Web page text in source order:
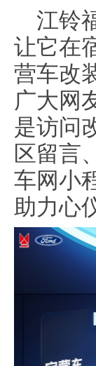
江铃
让它在
营车改
广大网
是访问
区留言
车网小
助力心